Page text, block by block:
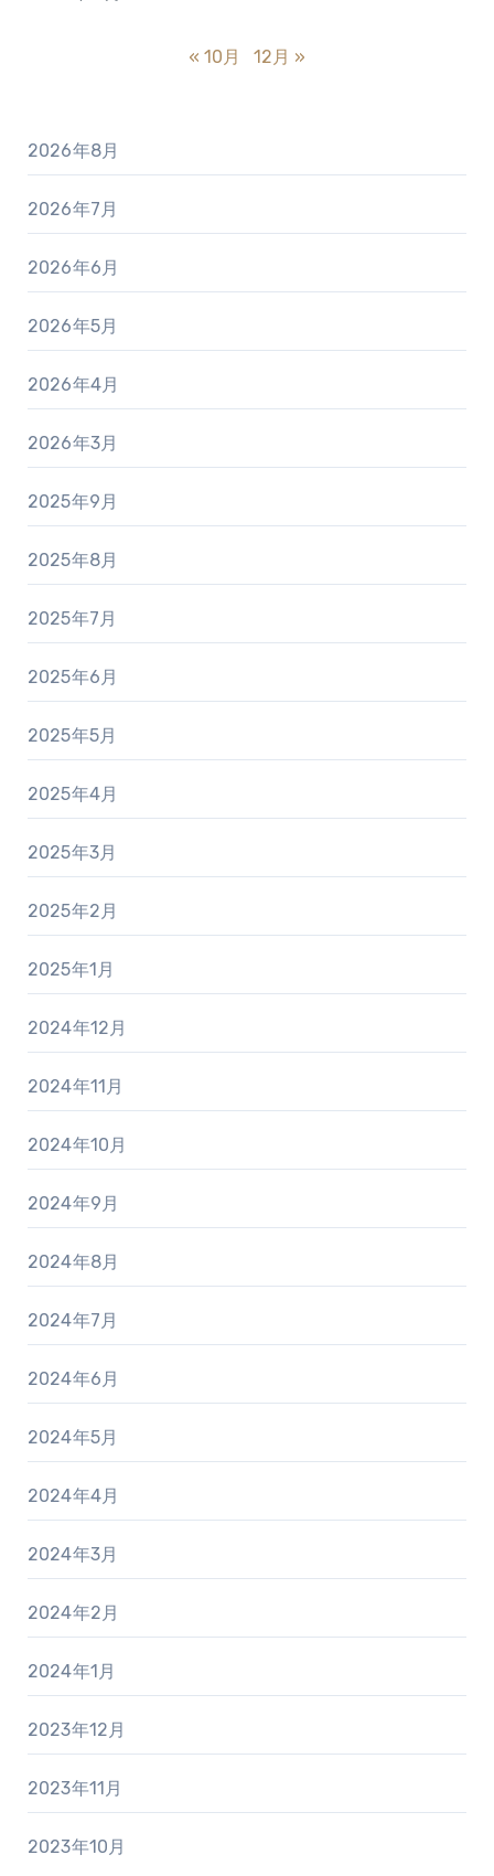
« 10月 12月 »
2026年8月
2026年7月
2026年6月
2026年5月
2026年4月
2026年3月
2025年9月
2025年8月
2025年7月
2025年6月
2025年5月
2025年4月
2025年3月
2025年2月
2025年1月
2024年12月
2024年11月
2024年10月
2024年9月
2024年8月
2024年7月
2024年6月
2024年5月
2024年4月
2024年3月
2024年2月
2024年1月
2023年12月
2023年11月
2023年10月